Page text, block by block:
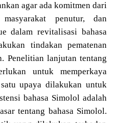
agar ada komitmen dari
penutur, dan
dalam revitalisasi bahasa
tindakan pematenan
Penelitian lanjutan tentang
untuk memperkaya
upaya dilakukan untuk
bahasa Simolol adalah
tentang bahasa Simolol.